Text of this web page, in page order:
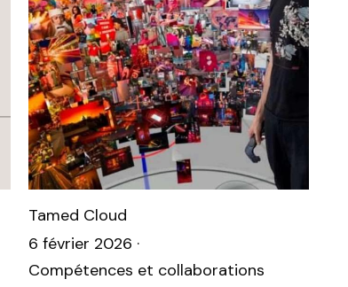
Tamed Cloud
6 février 2026 ·
Compétences et collaborations